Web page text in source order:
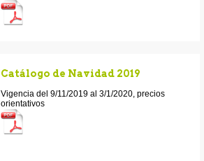
Catálogo de Navidad 2019
Vigencia del 9/11/2019 al 3/1/2020, precios
orientativos